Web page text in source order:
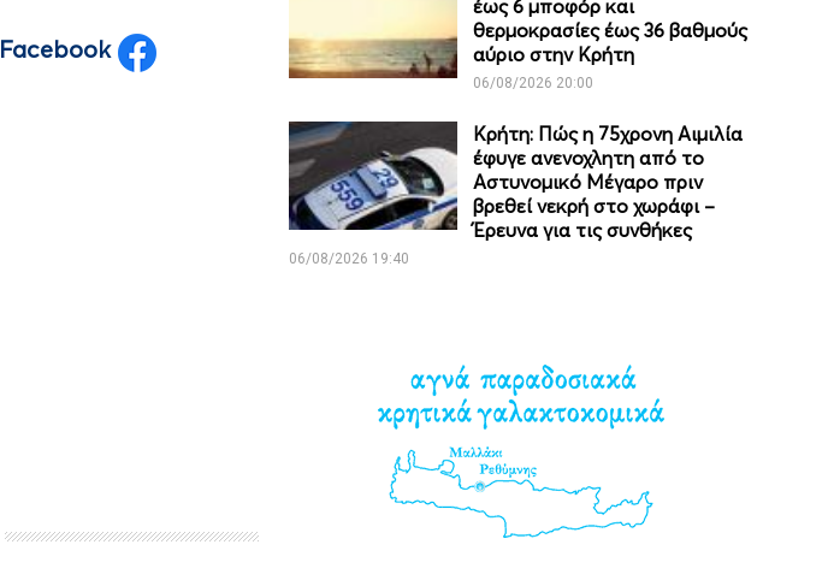
Facebook
έως 6 μποφόρ και
θερμοκρασίες έως 36 βαθμούς
αύριο στην Κρήτη
06/08/2026 20:00
Κρήτη: Πώς η 75χρονη Αιμιλία
έφυγε ανενοχλητη από το
Αστυνομικό Μέγαρο πριν
βρεθεί νεκρή στο χωράφι –
Έρευνα για τις συνθήκες
06/08/2026 19:40